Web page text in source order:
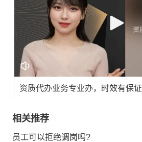
资质代办业务专业办，时效有保证
相关推荐
员工可以拒绝调岗吗?